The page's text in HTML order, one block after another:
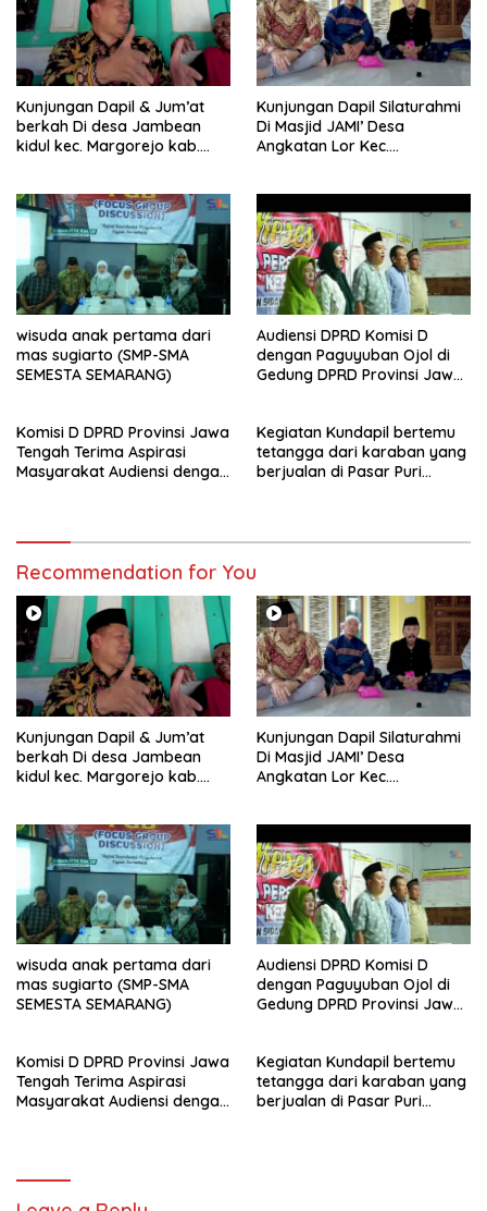
Kunjungan Dapil & Jum’at
berkah Di desa Jambean
kidul kec. Margorejo kab.
Kunjungan Dapil Silaturahmi
Di Masjid JAMI’ Desa
Angkatan Lor Kec.
wisuda anak pertama dari
mas sugiarto (SMP-SMA
SEMESTA SEMARANG)
Audiensi DPRD Komisi D
dengan Paguyuban Ojol di
Gedung DPRD Provinsi Jawa
Komisi D DPRD Provinsi Jawa
Tengah Terima Aspirasi
Masyarakat Audiensi dengan
Kegiatan Kundapil bertemu
tetangga dari karaban yang
berjualan di Pasar Puri
Recommendation for You
Kunjungan Dapil & Jum’at
berkah Di desa Jambean
kidul kec. Margorejo kab.
Kunjungan Dapil Silaturahmi
Di Masjid JAMI’ Desa
Angkatan Lor Kec.
wisuda anak pertama dari
mas sugiarto (SMP-SMA
SEMESTA SEMARANG)
Audiensi DPRD Komisi D
dengan Paguyuban Ojol di
Gedung DPRD Provinsi Jawa
Komisi D DPRD Provinsi Jawa
Tengah Terima Aspirasi
Masyarakat Audiensi dengan
Kegiatan Kundapil bertemu
tetangga dari karaban yang
berjualan di Pasar Puri